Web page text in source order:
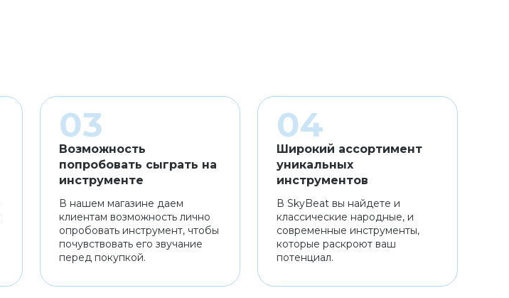
Возможность
попробовать сыграть на
инструменте
В нашем магазине даем
клиентам возможность лично
опробовать инструмент, чтобы
почувствовать его звучание
перед покупкой.
Широкий ассортимент
уникальных
инструментов
В SkyBeat вы найдете и
классические народные, и
современные инструменты,
которые раскроют ваш
потенциал.